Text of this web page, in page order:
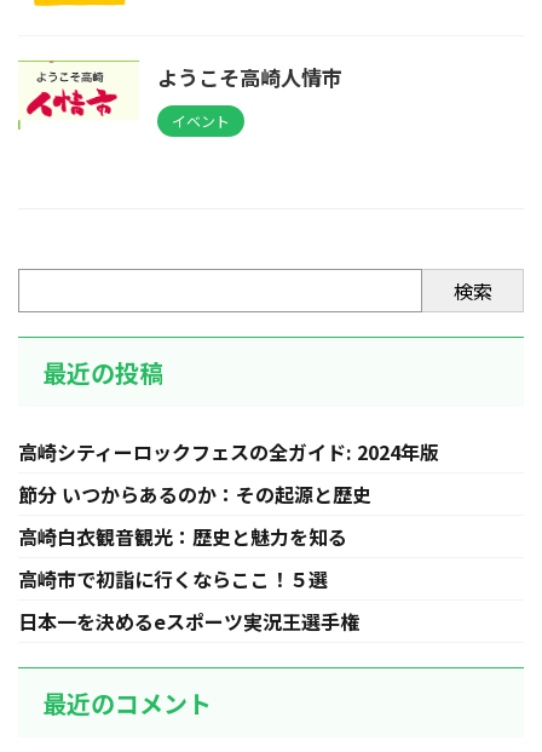
ようこそ高崎人情市
イベント
検索
最近の投稿
高崎シティーロックフェスの全ガイド: 2024年版
節分 いつからあるのか：その起源と歴史
高崎白衣観音観光：歴史と魅力を知る
高崎市で初詣に行くならここ！５選
日本一を決めるeスポーツ実況王選手権
最近のコメント